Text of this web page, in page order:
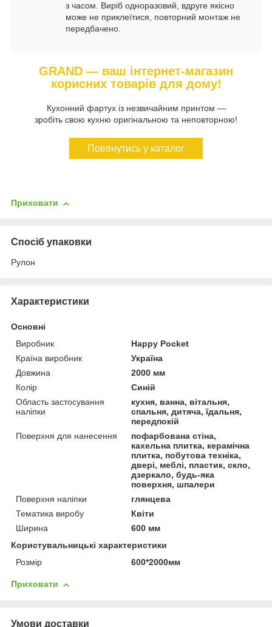
з часом. Виріб одноразовий, вдруге якісно
може не приклеїтися, повторний монтаж не
передбачено.
GRAND — ваш інтернет-магазин
корисних товарів для дому!
Кухонний фартух із незвичайним принтом —
зробіть свою кухню оригінальною та неповторною!
Повенутись у каталог
Приховати
Спосіб упаковки
Рулон
Характеристики
Основні
Виробник
Happy Pocket
Країна виробник
Україна
Довжина
2000 мм
Колір
Синій
Область застосування
наліпки
кухня, ванна, вітальня,
спальня, дитяча, їдальня,
передпокій
Поверхня для нанесення
пофарбована стіна,
кахельна плитка, керамічна
плитка, побутова техніка,
двері, меблі, пластик, скло,
дзеркало, будь-яка
поверхня, шпалери
Поверхня наліпки
глянцева
Тематика виробу
Квіти
Ширина
600 мм
Користувальницькі характеристики
Розмір
600*2000мм
Приховати
Умови доставки